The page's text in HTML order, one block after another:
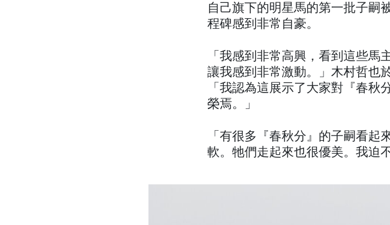
自己旗下的明星馬的第一批子嗣
程碑感到非常自豪。
「我感到非常高興，看到這些馬
讓我感到非常激動。」木村哲也
「我認為這展示了大家對『春
榮焉。」
「有很多『春秋分』的子嗣看起
軟。牠們走起來也很優美。我迫